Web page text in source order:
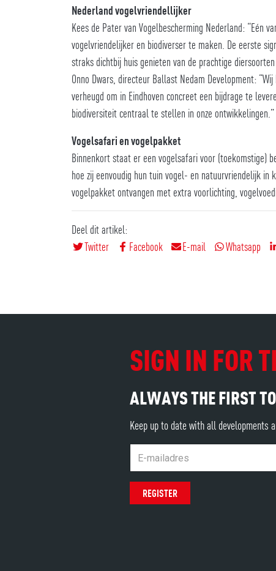
Nederland vogelvriendellijker
Kees de Pater van Vogelbescherming Nederland: “Eén
vogelvriendelijker en biodiverser te maken. De eerste
straks dichtbij huis genieten van de prachtige
Onno Dwars, directeur Ballast Nedam Development:
verheugd om in Eindhoven concreet een bijdrage te
biodiversiteit centraal te stellen in onze ontwikkelingen.”
Vogelsafari en vogelpakket
Binnenkort staat er een vogelsafari voor (toekomstige)
hoe zij eenvoudig hun tuin vogel- en natuurvriendelijk in
vogelpakket ontvangen met extra voorlichting,
Deel dit artikel:
Twitter
Facebook E-mail Whatsapp
SIGN IN FOR
ALWAYS THE FIRST
Keep up to date with all developments
REGISTER